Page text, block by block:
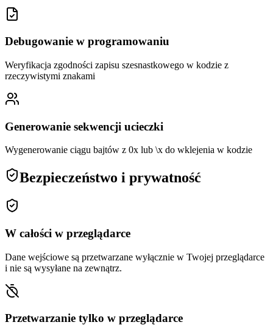
Debugowanie w programowaniu
Weryfikacja zgodności zapisu szesnastkowego w kodzie z
rzeczywistymi znakami
Generowanie sekwencji ucieczki
Wygenerowanie ciągu bajtów z 0x lub \x do wklejenia w kodzie
Bezpieczeństwo i prywatność
W całości w przeglądarce
Dane wejściowe są przetwarzane wyłącznie w Twojej przeglądarce
i nie są wysyłane na zewnątrz.
Przetwarzanie tylko w przeglądarce